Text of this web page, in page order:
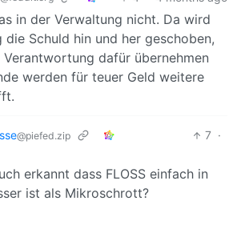
in der Verwaltung nicht. Da wird
Schuld hin und her geschoben,
dafür übernehmen
werden für teuer Geld weitere
@piefed.zip 7 ·
erkannt dass FLOSS einfach in
ist als Mikroschrott?